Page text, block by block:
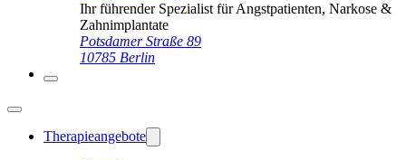
Ihr führender Spezialist für Angstpatienten, Narkose &
Zahnimplantate
Potsdamer Straße 89
10785 Berlin
Therapieangebote